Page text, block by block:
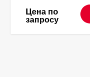
Цена по
запросу